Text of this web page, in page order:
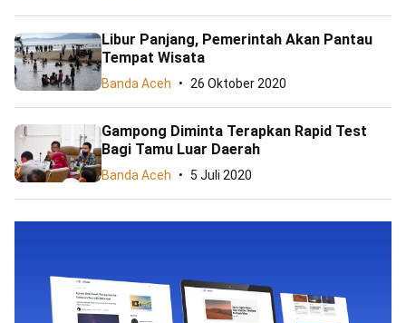
Libur Panjang, Pemerintah Akan Pantau
Tempat Wisata
Banda Aceh 26 Oktober 2020
Gampong Diminta Terapkan Rapid Test
Bagi Tamu Luar Daerah
Banda Aceh 5 Juli 2020